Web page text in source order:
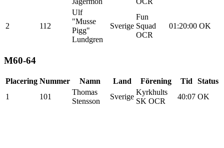
2 112
Ulf
"Musse
Pigg"
Lundgren
Sverige
Fun
Squad
OCR
01:20:00 OK
M60-64
Placering Nummer Namn Land Förening Tid Status
1
101
Thomas
Stensson
Sverige
Kyrkhults
SK OCR
40:07 OK